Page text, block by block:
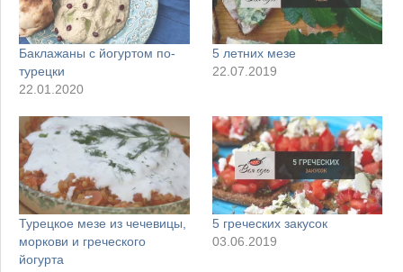
Баклажаны с йогуртом по-
турецки
22.01.2020
5 летних мезе
22.07.2019
Турецкое мезе из чечевицы,
моркови и греческого
йогурта
5 греческих закусок
03.06.2019